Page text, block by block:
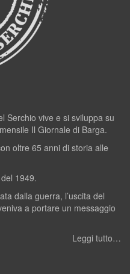
Serchio vive e si sviluppa su
Il Giornale di Barga.
oltre 65 anni di storia alle
1949.
dalla guerra, l’uscita del
a portare un messaggio
Leggi tutto…